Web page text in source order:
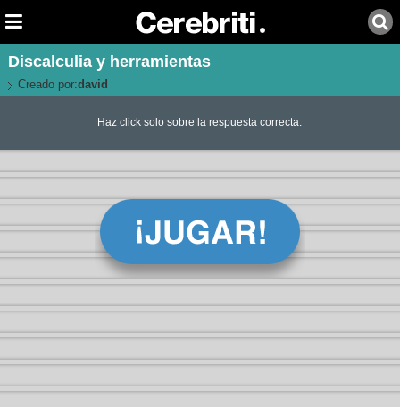
Discalculia y herramientas
Creado por:david
Haz click solo sobre la respuesta correcta.